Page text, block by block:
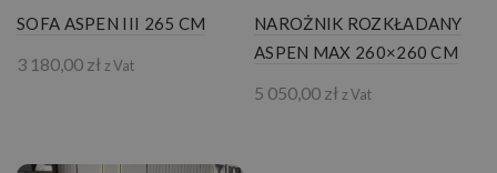
SOFA ASPEN III 265 CM
3 180,00 złz Vat
NAROŻNIK ROZKŁADANY
ASPEN MAX 260×260 CM
5 050,00 złz Vat